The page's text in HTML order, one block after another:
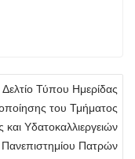
Δελτίο Τύπου Ημερίδας
του Τμήματος
και Υδατοκαλλιεργειών
Πατρών